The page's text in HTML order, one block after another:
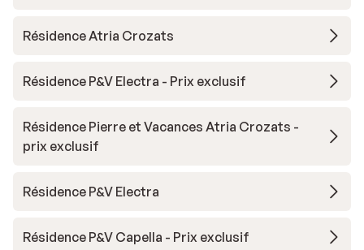
Résidence Atria Crozats
Résidence P&V Electra - Prix exclusif
Résidence Pierre et Vacances Atria Crozats -
prix exclusif
Résidence P&V Electra
Résidence P&V Capella - Prix exclusif